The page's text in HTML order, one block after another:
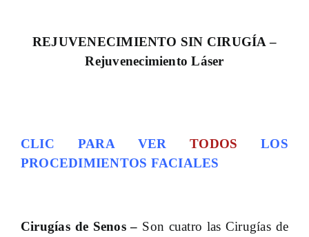
REJUVENECIMIENTO SIN CIRUGÍA –
Rejuvenecimiento Láser
CLIC PARA VERTODOS LOS
PROCEDIMIENTOS FACIALES
Cirugías de Senos – Son cuatro las Cirugías de